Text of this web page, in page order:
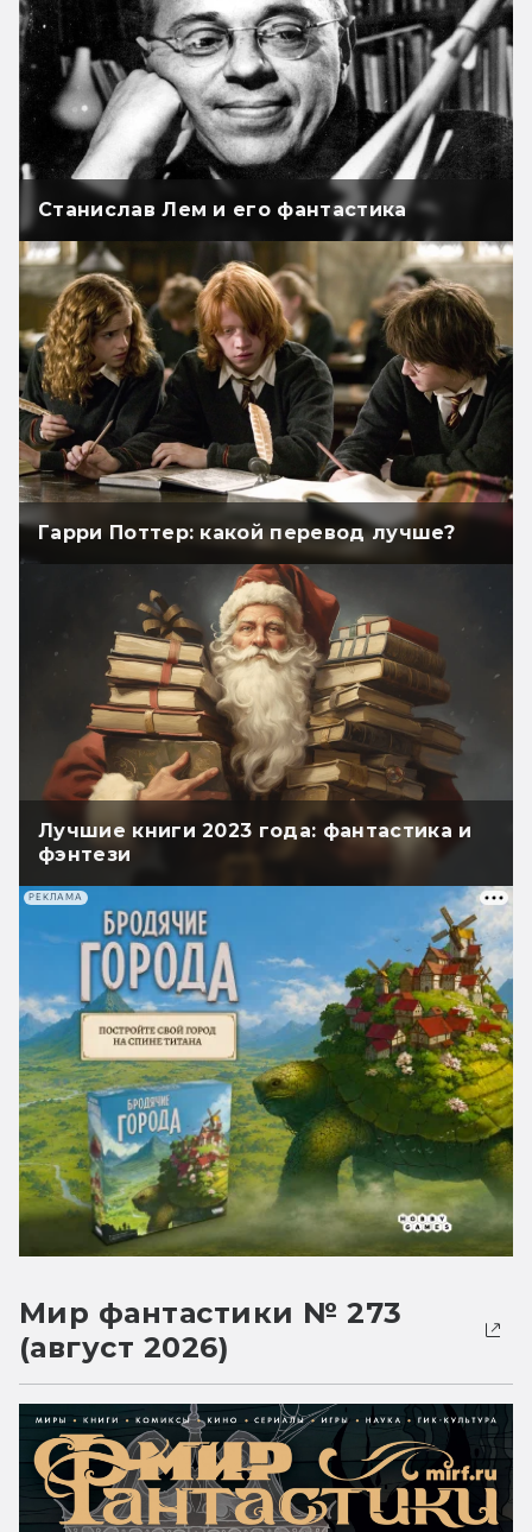
Станислав Лем и его фантастика
Гарри Поттер: какой перевод лучше?
Лучшие книги 2023 года: фантастика и
фэнтези
РЕКЛАМА
Мир фантастики № 273
(август 2026)